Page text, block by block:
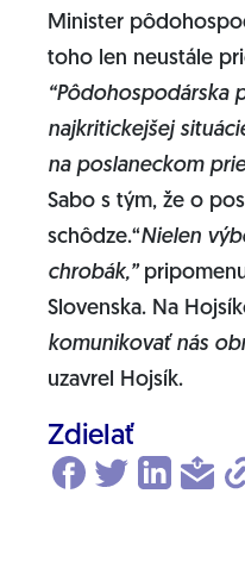
Minister
toho len neustále
“Pôdohospodárska
najkritickejšej
na poslaneckom
Sabo s tým, že o
schôdze.“Nielen
chrobák,”
Slovenska. Na
komunikovať nás
uzavrel Hojsík.
Zdielať